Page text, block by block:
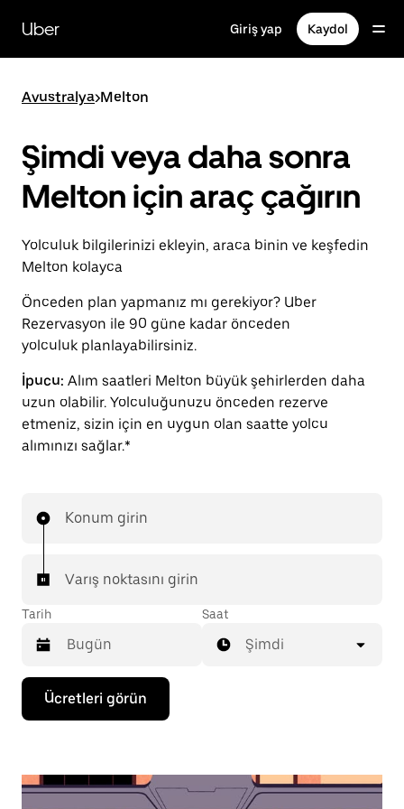
içeriğe
gidinUber Giriş yap Kaydol
Avustralya>Melton
Şimdi veya daha sonra
Melton için araç çağırın
Yolculuk bilgilerinizi ekleyin, araca binin ve keşfedin
Melton kolayca
Önceden plan yapmanız mı gerekiyor? Uber
Rezervasyon ile 90 güne kadar önceden
yolculuk planlayabilirsiniz.
İpucu: Alım saatleri Melton büyük şehirlerden daha
uzun olabilir. Yolculuğunuzu önceden rezerve
etmeniz, sizin için en uygun olan saatte yolcu
alımınızı sağlar.*
Konum girin
Varış noktasını girin
Tarih
Takvimle
etkileşime
geçmek
seçmek
Saat
Şimdi
Ücretleri görün